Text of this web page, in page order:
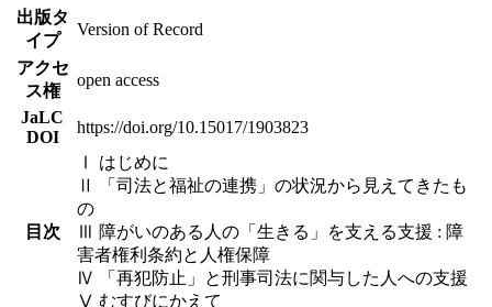
出版タ
イプ
Version of Record
アクセ
ス権
open access
JaLC
DOI
https://doi.org/10.15017/1903823
目次
Ⅰ はじめに
Ⅱ 「司法と福祉の連携」の状況から見えてきたも
の
Ⅲ 障がいのある人の「生きる」を支える支援 : 障
害者権利条約と人権保障
Ⅳ 「再犯防止」と刑事司法に関与した人への支援
Ⅴ むすびにかえて